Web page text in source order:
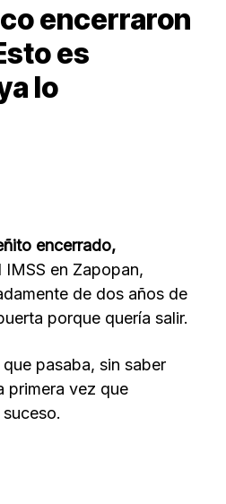
encerraron
es
lo
encerrado,
IMSS en Zapopan,
de dos años de
porque quería salir.
pasaba, sin saber
primera vez que